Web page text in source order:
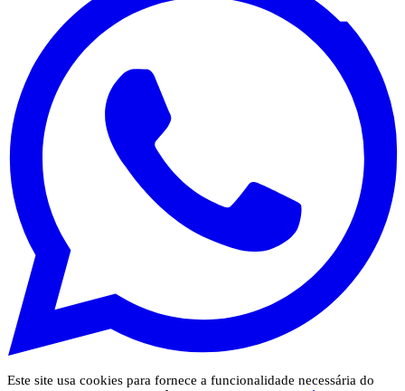
Este site usa cookies para fornece a funcionalidade necessária do